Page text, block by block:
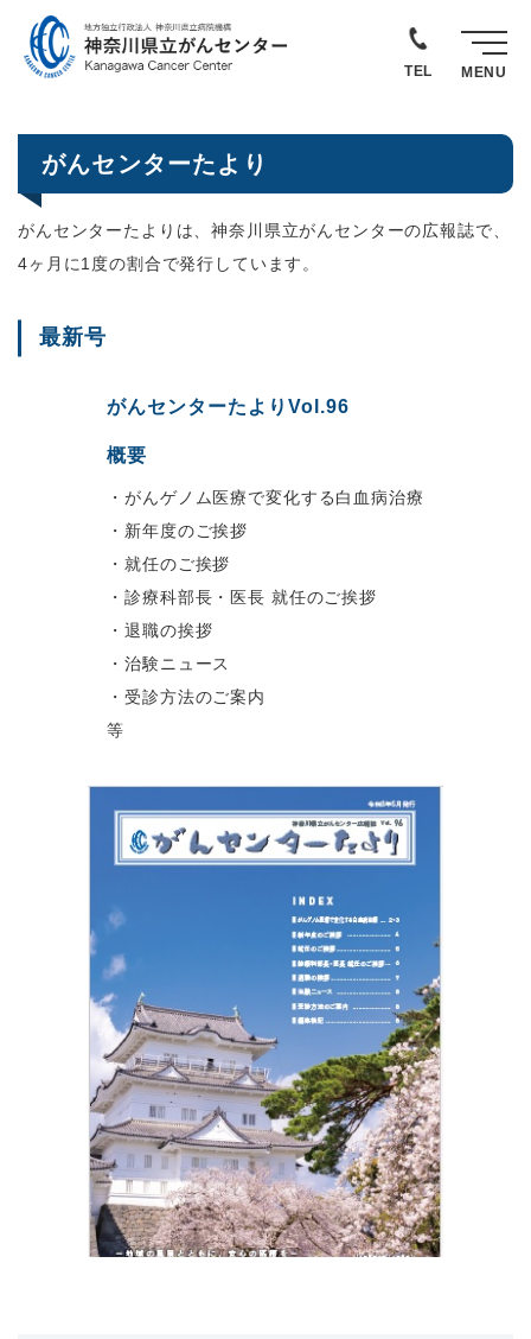
TEL MENU
がんセンターたより
がんセンターたよりは、神奈川県立がんセンターの広報誌で、
4ヶ月に1度の割合で発行しています。
最新号
がんセンターたよりVol.96
概要
・がんゲノム医療で変化する白血病治療
・新年度のご挨拶
・就任のご挨拶
・診療科部長・医長 就任のご挨拶
・退職の挨拶
・治験ニュース
・受診方法のご案内
等